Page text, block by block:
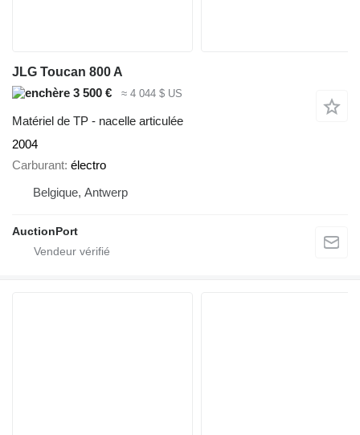
JLG Toucan 800 A
3 500 €
≈ 4 044 $ US
Matériel de TP - nacelle articulée
2004
Carburant électro
Belgique, Antwerp
AuctionPort